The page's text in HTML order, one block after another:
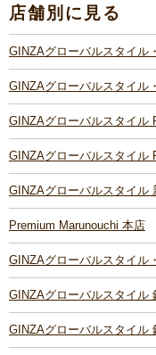
店舗別に見る
GINZAグローバルスタイル
GINZAグローバルスタイル
GINZAグローバルスタイル
GINZAグローバルスタイル
GINZAグローバルスタイル
Premium Marunouchi 本店
GINZAグローバルスタイル
GINZAグローバルスタイル
GINZAグローバルスタイル